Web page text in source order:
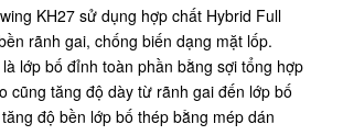
KH27 sử dụng hợp chất Hybrid Full
rãnh gai, chống biến dạng mặt lốp.
lớp bố đỉnh toàn phần bằng sợi tổng hợp
cũng tăng độ dày từ rãnh gai đến lớp bố
độ bền lớp bố thép bằng mép dán